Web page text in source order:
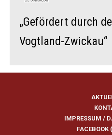
„Gefördert durch
Vogtland-Zwickau“
IMPRESSUM /
FACEBOOK